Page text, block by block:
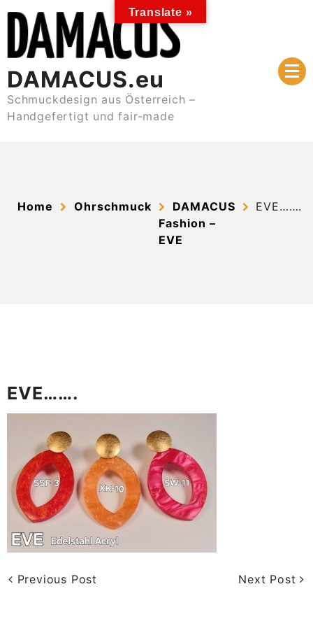
content
DAMACUS.eu
Schmuckdesign aus Österreich –
Handgefertigt und fair-made
Home Ohrschmuck
DAMACUS
Fashion –
EVE
EVE…….
EVE…….
Previous Post Next Post
Translate »